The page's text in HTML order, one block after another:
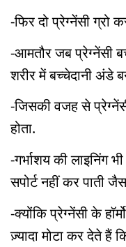
-फिर दो प्रेग्नेंसी ग्रो
-आमतौर जब प्रेग्नेंसी
शरीर में बच्चेदानी अंडे
-जिसकी वजह से
होता.
-गर्भाशय की लाइनिंग
सपोर्ट नहीं कर पाती
-क्योंकि प्रेग्नेंसी के
ज़्यादा मोटा कर देते हैं